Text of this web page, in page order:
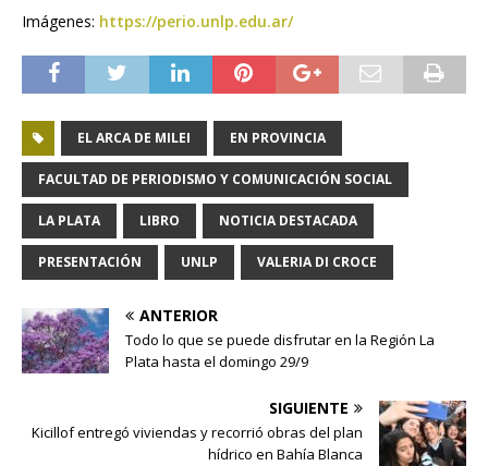
Imágenes: https://perio.unlp.edu.ar/
EL ARCA DE MILEI EN PROVINCIA
FACULTAD DE PERIODISMO Y COMUNICACIÓN SOCIAL
LA PLATA LIBRO NOTICIA DESTACADA
PRESENTACIÓN UNLP VALERIA DI CROCE
ANTERIOR
Todo lo que se puede disfrutar en la Región La
Plata hasta el domingo 29/9
SIGUIENTE
Kicillof entregó viviendas y recorrió obras del plan
hídrico en Bahía Blanca